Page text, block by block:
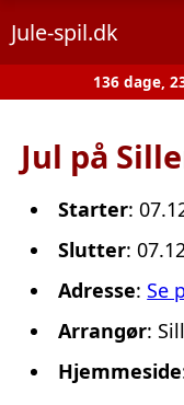
Jule-spil.dk
136 dage,
Jul på
Starter:
Slutter:
Adresse: Se
Arrangør:
Hjemmeside